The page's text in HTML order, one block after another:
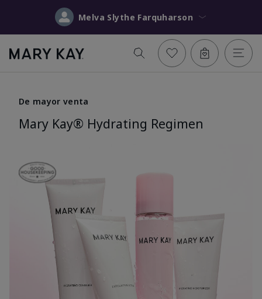
Melva Slythe Farquharson
De mayor venta
Mary Kay® Hydrating Regimen